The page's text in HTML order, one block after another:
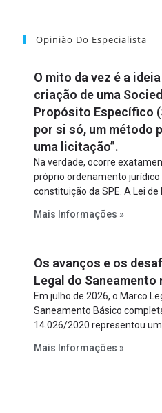
Opinião Do Especialista
O mito da vez é a
criação de uma
Propósito Específico
por si só, um método
uma licitação”.
Na verdade, ocorre
próprio ordenamento jurídico
constituição da SPE. A Lei de
constitua uma SPE para
Lei de Concessões, a figura
sujeita a uma escolha
projeto.
Mais Informações »
Os avanços e os
Legal do Saneamento
Em julho de 2026, o Marco
Saneamento Básico
14.026/2020 representou
estabelecer metas claras
Mais Informações »